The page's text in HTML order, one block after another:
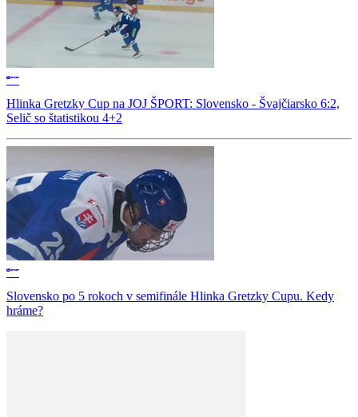
Hlinka Gretzky Cup na JOJ ŠPORT: Slovensko - Švajčiarsko 6:2,
Selič so štatistikou 4+2
Slovensko po 5 rokoch v semifinále Hlinka Gretzky Cupu. Kedy
hráme?